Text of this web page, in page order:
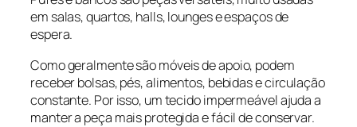
em salas, quartos, halls, lounges e espaços de
espera.
Como geralmente são móveis de apoio, podem
receber bolsas, pés, alimentos, bebidas e circulação
constante. Por isso, um tecido impermeável ajuda a
manter a peça mais protegida e fácil de conservar.